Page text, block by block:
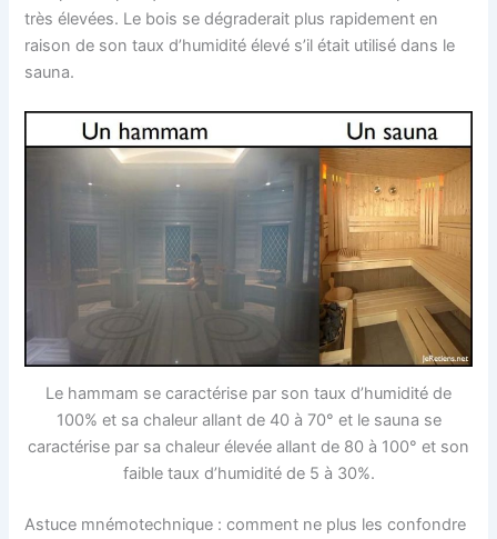
très élevées. Le bois se dégraderait plus rapidement en
raison de son taux d’humidité élevé s’il était utilisé dans le
sauna.
Le hammam se caractérise par son taux d’humidité de
100% et sa chaleur allant de 40 à 70° et le sauna se
caractérise par sa chaleur élevée allant de 80 à 100° et son
faible taux d’humidité de 5 à 30%.
Astuce mnémotechnique : comment ne plus les confondre